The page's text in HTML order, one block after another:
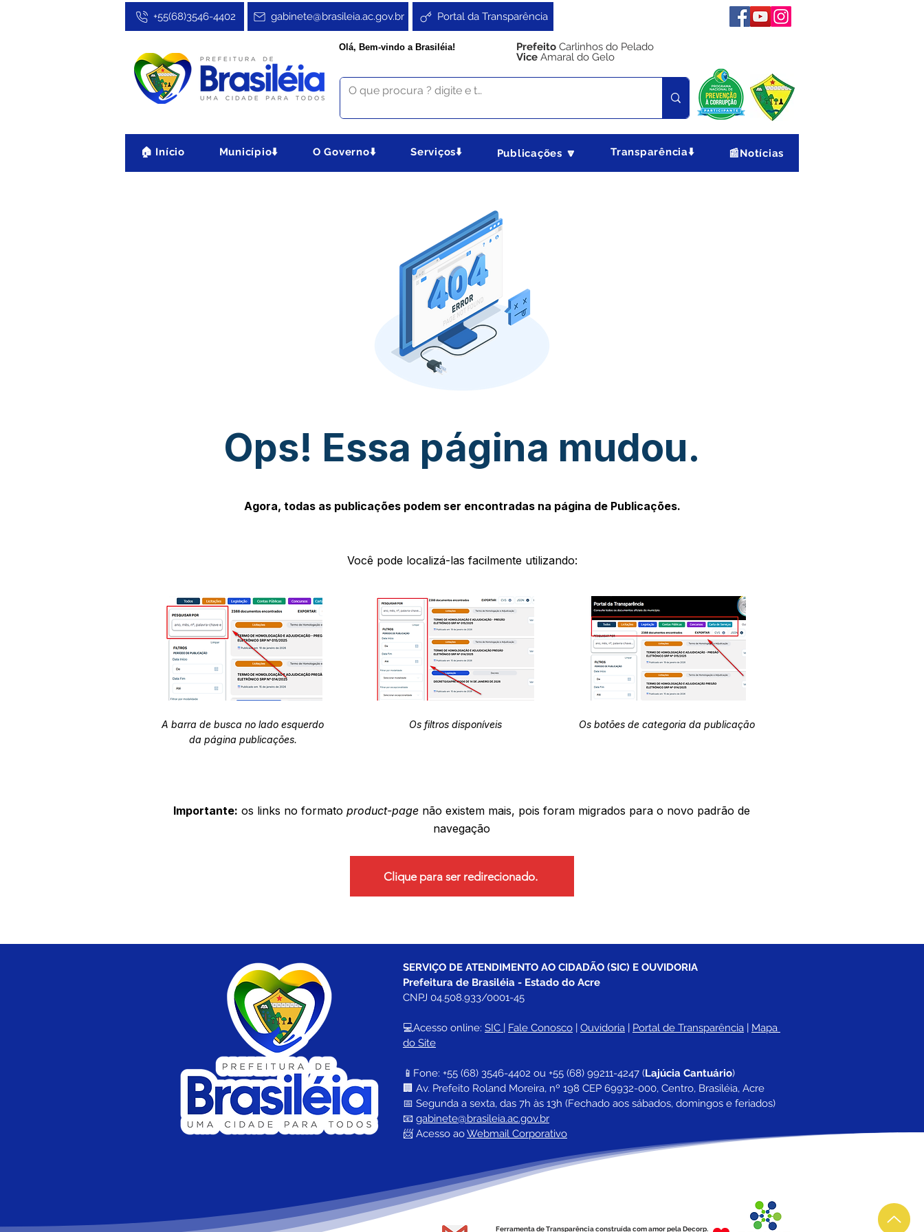
Portal da Transparência
gabinete@brasileia.ac.gov.br
+55(68)3546-4402
Olá, Bem-vindo a Brasiléia! Prefeito Carlinhos do Pelado
Vice Amaral do Gelo
🏠 Início Município⬇️ O Governo⬇️ Serviços⬇️ Publicações 🔽 Transparência⬇️ 📰Notícias
Ops! Essa página mudou.
Agora, todas as publicações podem ser encontradas na página de Publicações.
Você pode localizá-las facilmente utilizando:
A barra de busca no lado esquerdo
da página publicações.
Os filtros disponíveis Os botões de categoria da publicação
Importante: os links no formato product-page não existem mais, pois foram migrados para o novo padrão de
navegação
Clique para ser redirecionado.
SERVIÇO DE ATENDIMENTO AO CIDADÃO (SIC) E OUVIDORIA
Prefeitura de Brasiléia - Estado do Acre
CNPJ 04.508.933/0001-45
💻Acesso online: SIC | Fale Conosco | Ouvidoria | Portal de Transparência | Mapa
do Site
📱Fone: +55 (68) 3546-4402 ou +55 (68) 99211-4247 (Lajúcia Cantuário)
🏢 Av. Prefeito Roland Moreira, nº 198 CEP 69932-000, Centro, Brasiléia, Acre
📅 Segunda a sexta, das 7h às 13h (Fechado aos sábados, domingos e feriados)
📧 gabinete@brasileia.ac.gov.br
📨 Acesso ao Webmail Corporativo
Ferramenta de Transparência construída com amor pela Decorp.